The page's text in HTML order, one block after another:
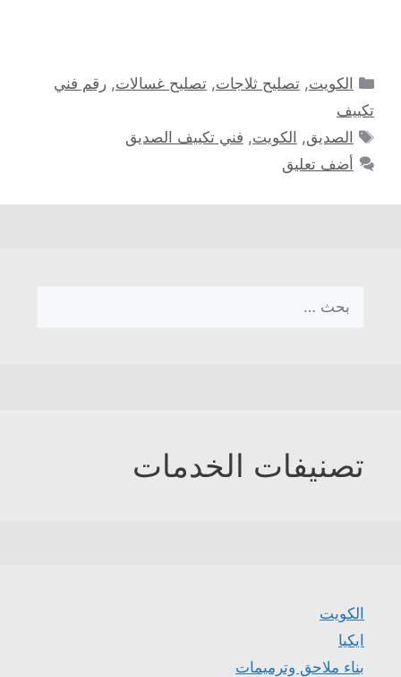
التصنيفات
الكويت,تصليح ثلاجات,تصليح غسالات,رقم فني
تكييف
الوسوم
الصديق, الكويت, فني تكييف الصديق
أضف تعليق
عن:
تصنيفات الخدمات
الكويت
ايكيا
بناء ملاحق وترميمات